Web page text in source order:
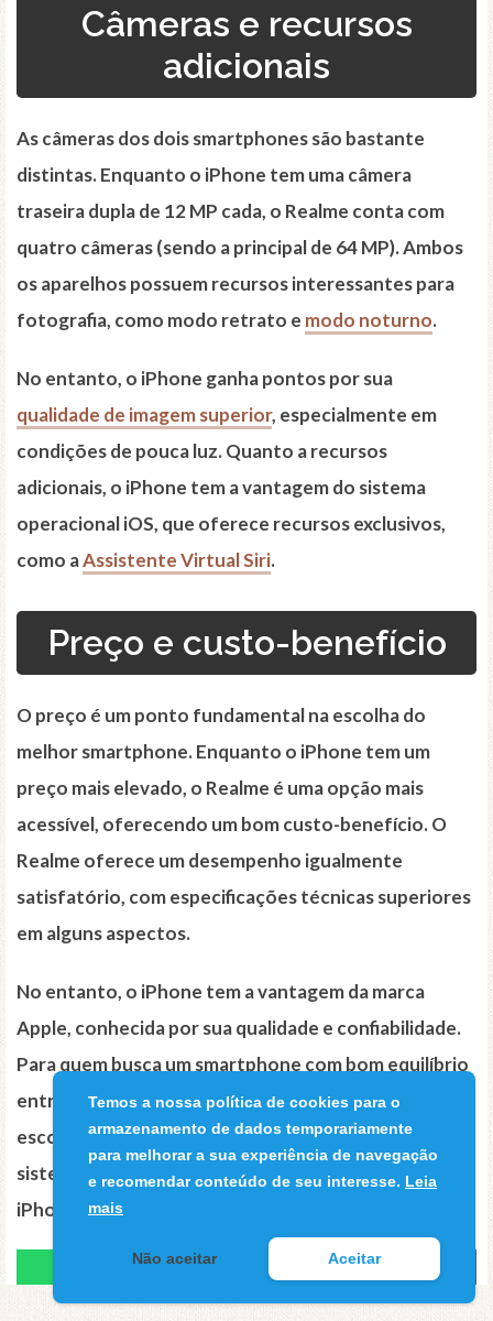
Câmeras e recursos
adicionais
As câmeras dos dois smartphones são bastante
distintas. Enquanto o iPhone tem uma câmera
traseira dupla de 12 MP cada, o Realme conta com
quatro câmeras (sendo a principal de 64 MP). Ambos
os aparelhos possuem recursos interessantes para
fotografia, como modo retrato e modo noturno.
No entanto, o iPhone ganha pontos por sua
qualidade de imagem superior, especialmente em
condições de pouca luz. Quanto a recursos
adicionais, o iPhone tem a vantagem do sistema
operacional iOS, que oferece recursos exclusivos,
como aAssistente Virtual Siri.
Preço e custo-benefício
O preço é um ponto fundamental na escolha do
melhor smartphone. Enquanto o iPhone tem um
preço mais elevado, o Realme é uma opção mais
acessível, oferecendo um bom custo-benefício. O
Realme oferece um desempenho igualmente
satisfatório, com especificações técnicas superiores
em alguns aspectos.
No entanto, o iPhone tem a vantagem da marca
Apple, conhecida por sua qualidade e confiabilidade.
Para quem busca um smartphone com bom equilíbrio
entre custo e benefício, o Realme pode ser uma boa
escolha, mas para quem prefere um aparelho com
sistema operacional iOS e qualidade superior, o
iPhone ainda é a melhor opção.
Temos a nossa política de cookies para o
armazenamento de dados temporariamente
para melhorar a sua experiência de navegação
e recomendar conteúdo de seu interesse. Leia
mais
Não aceitar Aceitar